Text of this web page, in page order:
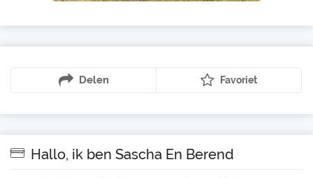
Delen Favoriet
Hallo, ik ben Sascha En Berend